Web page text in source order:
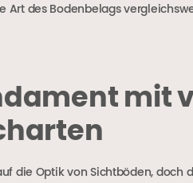
Art des Bodenbelags
mit
die Optik von Sichtböden,